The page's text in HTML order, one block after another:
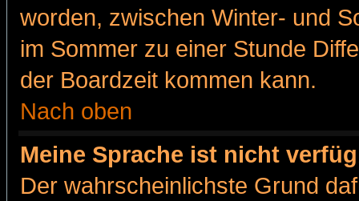
worden, zwischen Winter- und
im Sommer zu einer Stunde
der Boardzeit kommen kann.
Nach oben
Meine Sprache ist nicht
Der wahrscheinlichste Grund